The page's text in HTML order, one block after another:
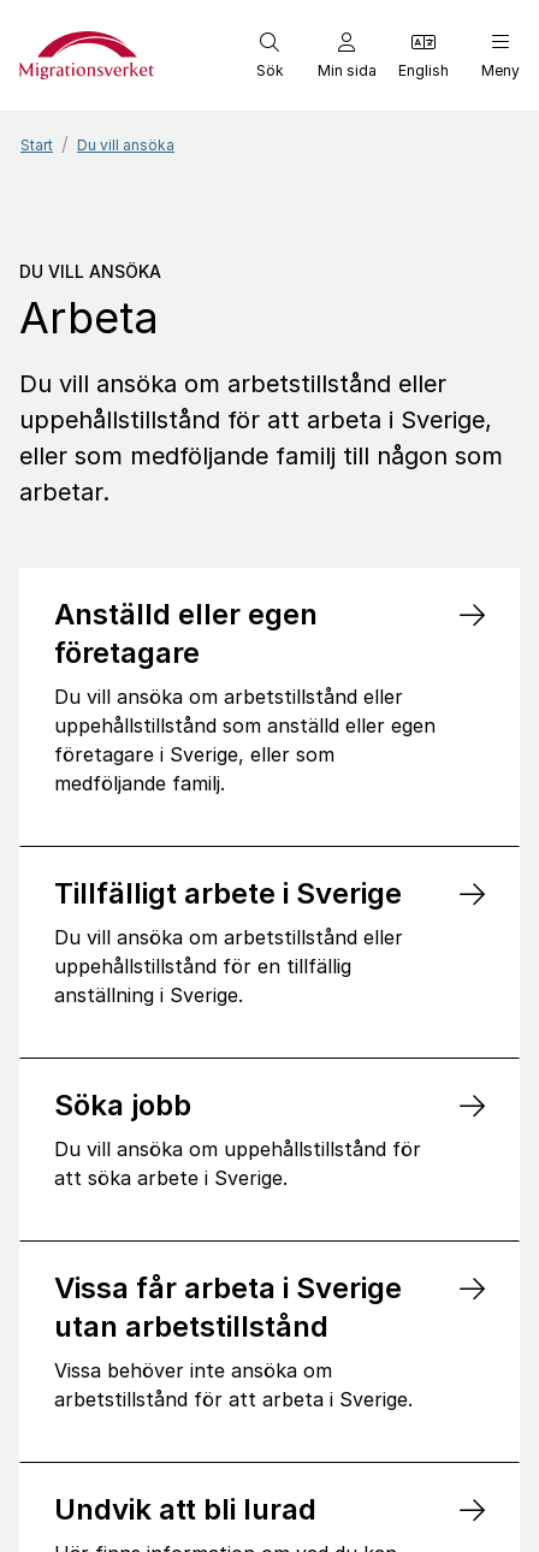
Start
Sök Min sida English Meny
Start Du vill ansöka
Du vill ansöka
DU VILL ANSÖKA
Arbeta
Du vill ansöka om arbetstillstånd eller
uppehållstillstånd för att arbeta i Sverige,
eller som medföljande familj till någon som
arbetar.
Anställd eller egen
företagare
Du vill ansöka om arbetstillstånd eller
uppehållstillstånd som anställd eller egen
företagare i Sverige, eller som
medföljande familj.
Tillfälligt arbete i Sverige
Du vill ansöka om arbetstillstånd eller
uppehållstillstånd för en tillfällig
anställning i Sverige.
Söka jobb
Du vill ansöka om uppehållstillstånd för
att söka arbete i Sverige.
Vissa får arbeta i Sverige
utan arbetstillstånd
Vissa behöver inte ansöka om
arbetstillstånd för att arbeta i Sverige.
Undvik att bli lurad